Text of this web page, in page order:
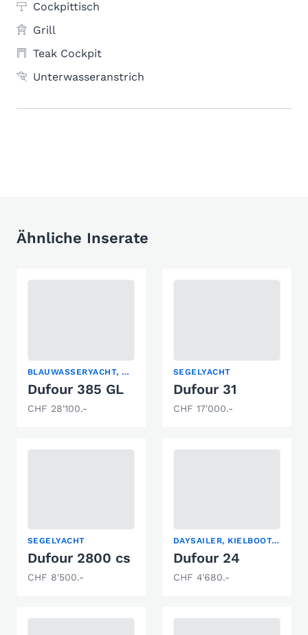
Cockpittisch
Grill
Teak Cockpit
Unterwasseranstrich
Ähnliche Inserate
BLAUWASSERYACHT, KLASSISCHE SEGELYACHT, SEGELYACHT
Dufour 385 GL
CHF 28'100.-
SEGELYACHT
Dufour 31
CHF 17'000.-
SEGELYACHT
Dufour 2800 cs
CHF 8'500.-
DAYSAILER, KIELBOOT, SEGELYACHT
Dufour 24
CHF 4'680.-